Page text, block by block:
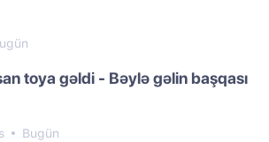
toya gəldi - Bəylə gəlin başqası
Bugün